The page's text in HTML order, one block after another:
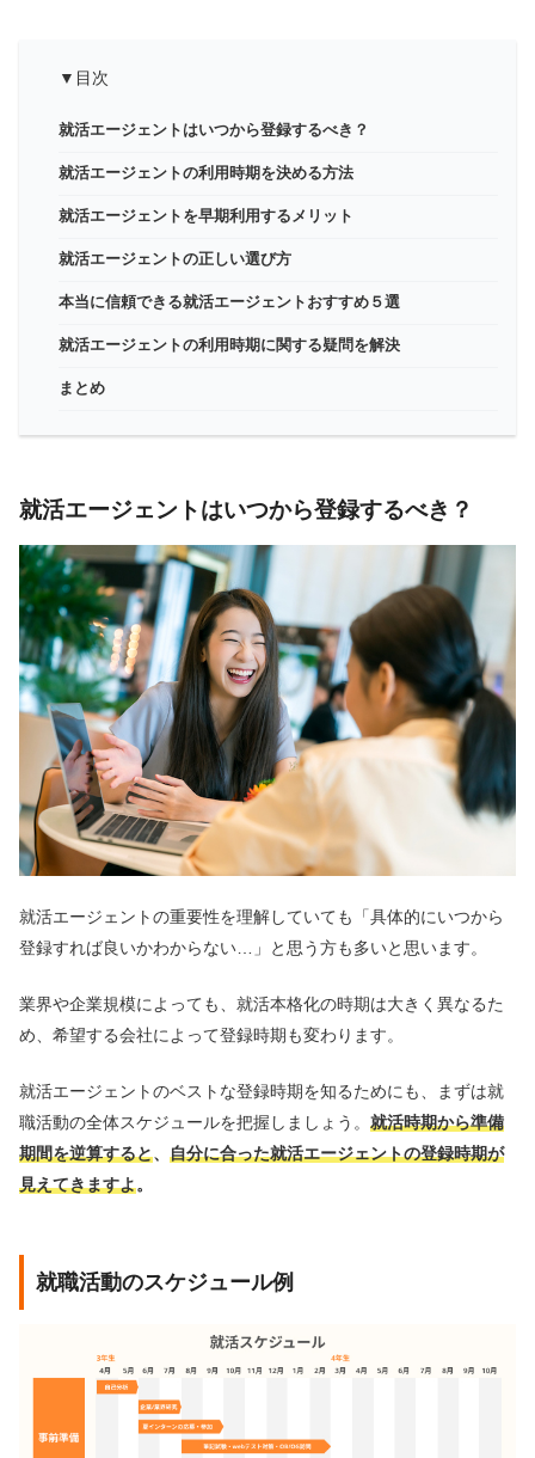
▼目次
就活エージェントはいつから登録するべき？
就活エージェントの利用時期を決める方法
就活エージェントを早期利用するメリット
就活エージェントの正しい選び方
本当に信頼できる就活エージェントおすすめ５選
就活エージェントの利用時期に関する疑問を解決
まとめ
就活エージェントはいつから登録するべき？
就活エージェントの重要性を理解していても「具体的にいつから
登録すれば良いかわからない…」と思う方も多いと思います。
業界や企業規模によっても、就活本格化の時期は大きく異なるた
め、希望する会社によって登録時期も変わります。
就活エージェントのベストな登録時期を知るためにも、まずは就
職活動の全体スケジュールを把握しましょう。 就活時期から準備
期間を逆算すると、 自分に合った就活エージェントの登録時期が
見えてきますよ。
就職活動のスケジュール例